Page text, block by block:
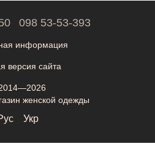
098 53-53-393
информация
версия сайта
женской одежды
Укр